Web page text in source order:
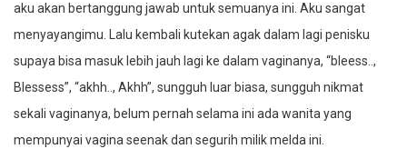
aku akan bertanggung jawab untuk semuanya ini. Aku sangat
menyayangimu. Lalu kembali kutekan agak dalam lagi penisku
supaya bisa masuk lebih jauh lagi ke dalam vaginanya, “bleess..,
Blessess”, “akhh.., Akhh”, sungguh luar biasa, sungguh nikmat
sekali vaginanya, belum pernah selama ini ada wanita yang
mempunyai vagina seenak dan segurih milik melda ini.